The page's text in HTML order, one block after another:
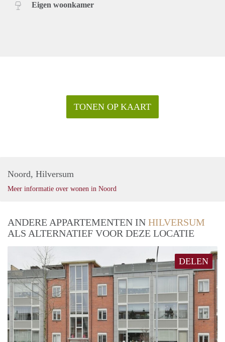
Eigen woonkamer
TONEN OP KAART
Noord, Hilversum
Meer informatie over wonen in Noord
ANDERE APPARTEMENTEN IN HILVERSUM
ALS ALTERNATIEF VOOR DEZE LOCATIE
DELEN